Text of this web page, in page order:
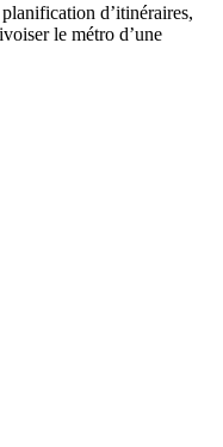
d’itinéraires,
le métro d’une